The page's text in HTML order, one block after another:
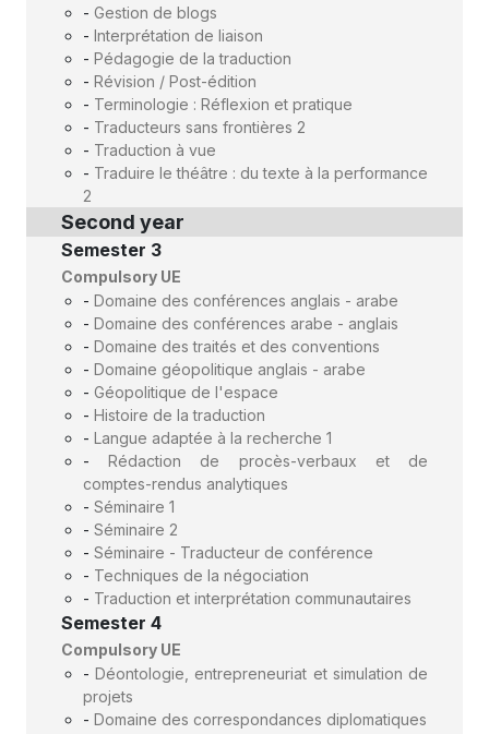
- Gestion de blogs
- Interprétation de liaison
- Pédagogie de la traduction
- Révision / Post-édition
- Terminologie : Réflexion et pratique
- Traducteurs sans frontières 2
- Traduction à vue
- Traduire le théâtre : du texte à la performance
2
Second year
Semester 3
Compulsory UE
- Domaine des conférences anglais - arabe
- Domaine des conférences arabe - anglais
- Domaine des traités et des conventions
- Domaine géopolitique anglais - arabe
- Géopolitique de l'espace
- Histoire de la traduction
- Langue adaptée à la recherche 1
-Rédaction de procès-verbaux et de
comptes-rendus analytiques
- Séminaire 1
- Séminaire 2
- Séminaire - Traducteur de conférence
- Techniques de la négociation
- Traduction et interprétation communautaires
Semester 4
Compulsory UE
-Déontologie, entrepreneuriat et simulation de
projets
- Domaine des correspondances diplomatiques